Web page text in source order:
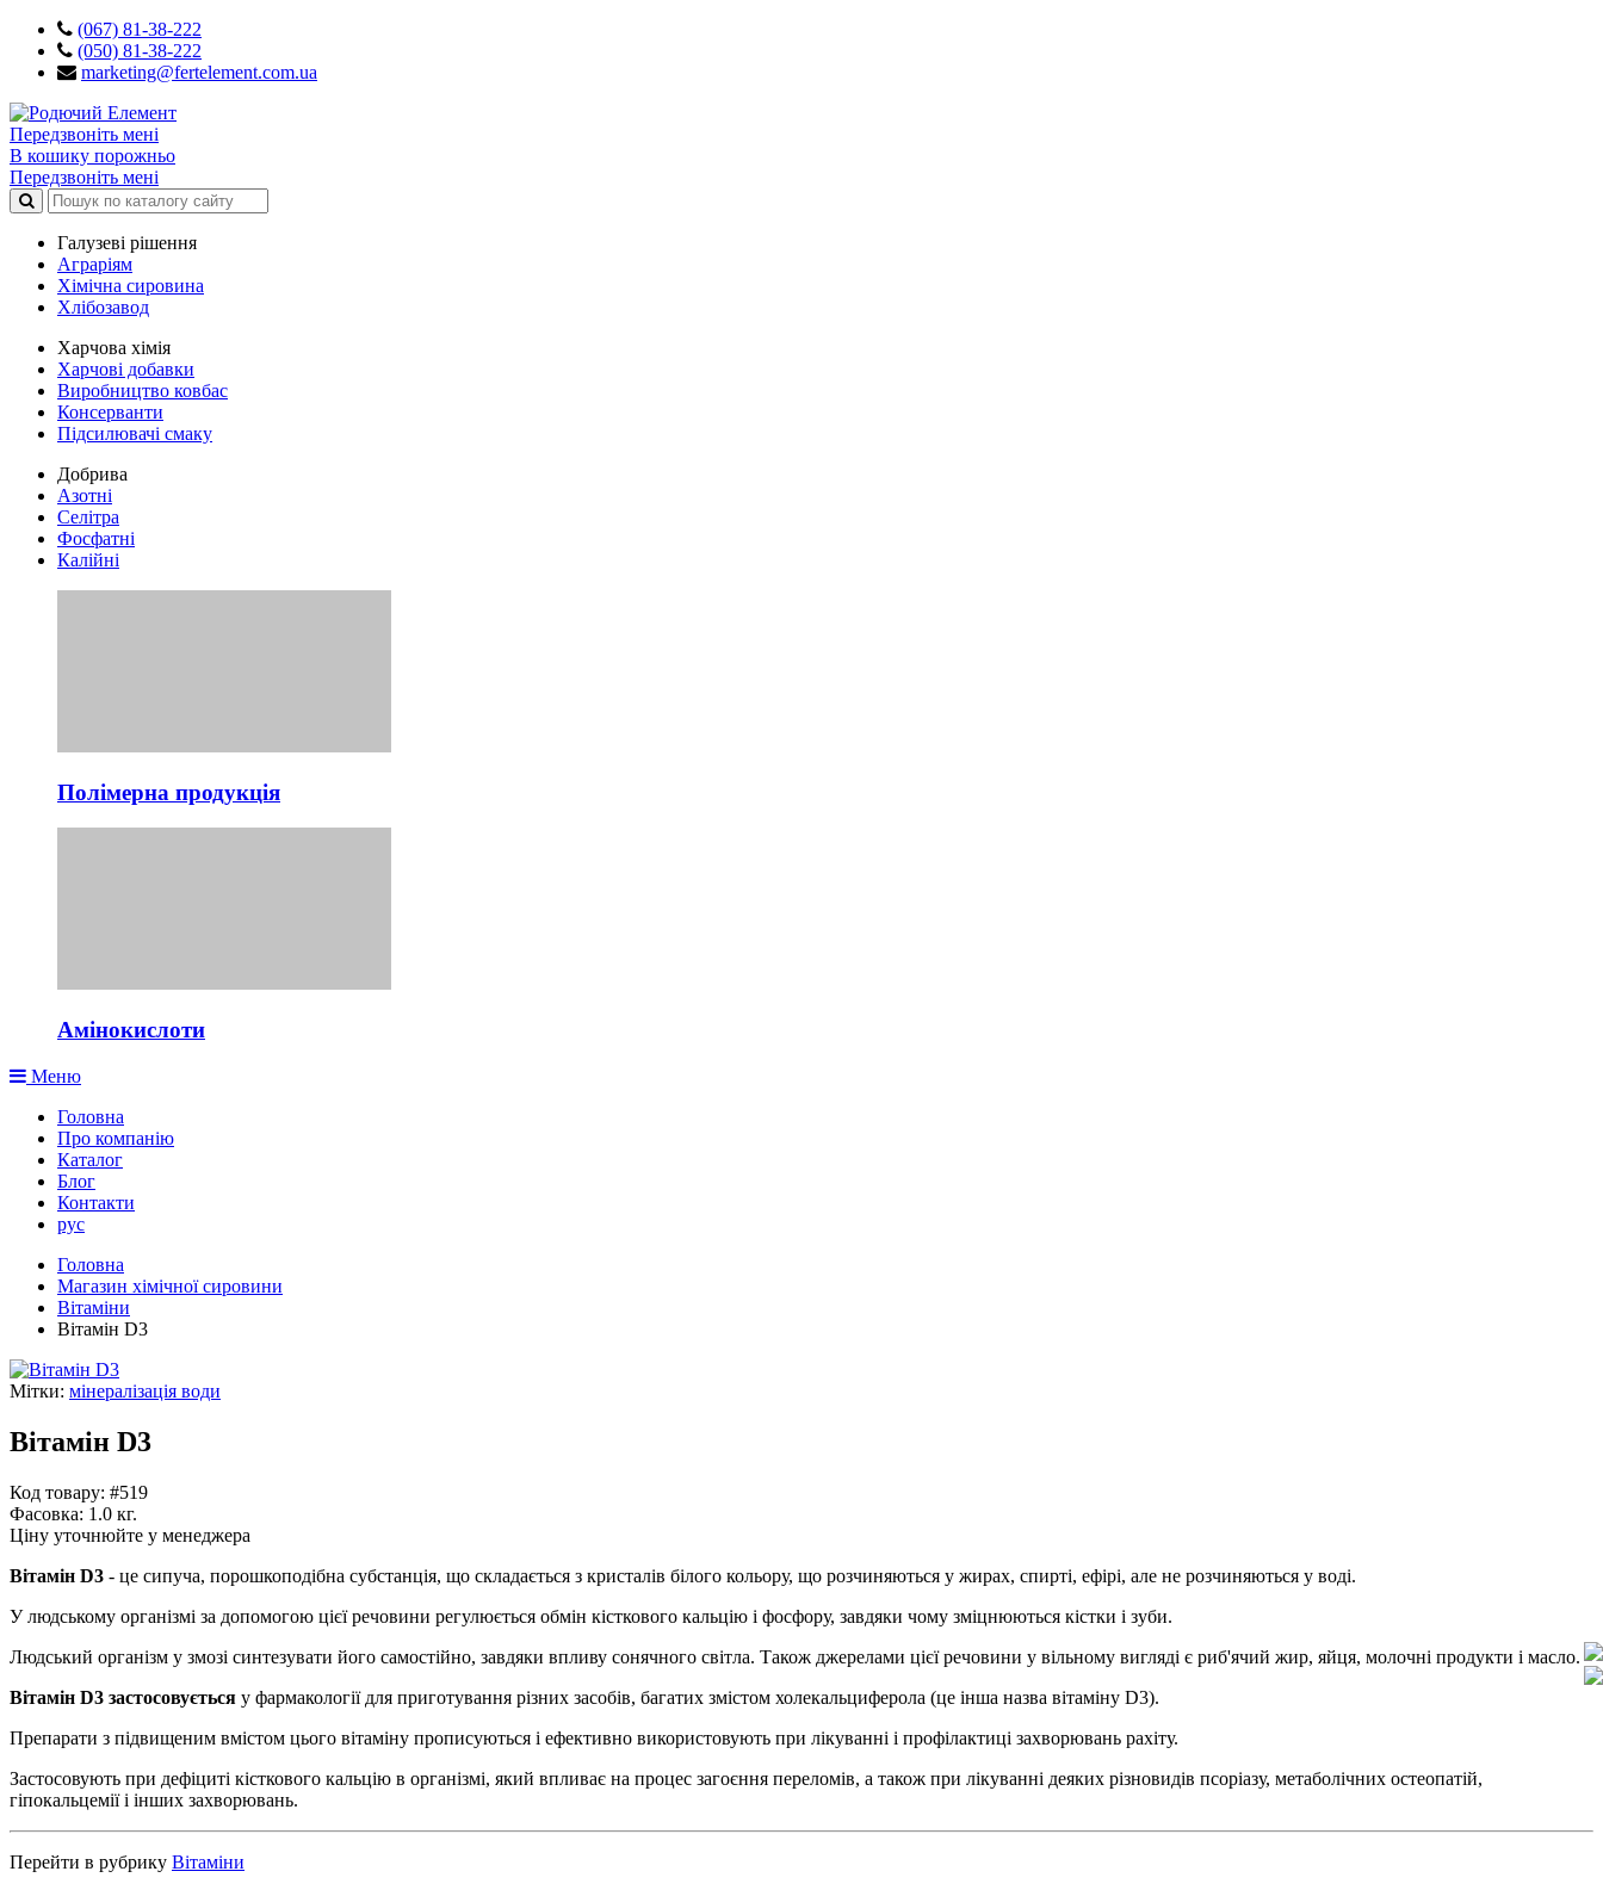
(067) 81-38-222
(050) 81-38-222
marketing@fertelement.com.ua
Передзвоніть мені
В кошику порожньо
Передзвоніть мені
Галузеві рішення
Аграріям
Хімічна сировина
Хлібозавод
Харчова хімія
Харчові добавки
Виробництво ковбас
Консерванти
Підсилювачі смаку
Добрива
Азотні
Селітра
Фосфатні
Калійні
Полімерна продукція
Амінокислоти
Меню
Головна
Про компанію
Каталог
Блог
Контакти
рус
Головна
Магазин хімічної сировини
Вітаміни
Вітамін D3
Мітки: мінералізація води
Вітамін D3
Код товару: #519
Фасовка: 1.0 кг.
Ціну уточнюйте у менеджера
Вітамін D3 - це сипуча, порошкоподібна субстанція, що складається з кристалів білого кольору, що розчиняються у жирах, спирті, ефірі, але не розчиняються у воді.
У людському організмі за допомогою цієї речовини регулюється обмін кісткового кальцію і фосфору, завдяки чому зміцнюються кістки і зуби.
Людський організм у змозі синтезувати його самостійно, завдяки впливу сонячного світла. Також джерелами цієї речовини у вільному вигляді є риб'ячий жир, яйця, молочні продукти і масло.
Вітамін D3 застосовується у фармакології для приготування різних засобів, багатих змістом холекальциферола (це інша назва вітаміну D3).
Препарати з підвищеним вмістом цього вітаміну прописуються і ефективно використовують при лікуванні і профілактиці захворювань рахіту.
Застосовують при дефіциті кісткового кальцію в організмі, який впливає на процес загоєння переломів, а також при лікуванні деяких різновидів псоріазу, метаболічних остеопатій,
гіпокальцемії і інших захворювань.
Перейти в рубрику Вітаміни